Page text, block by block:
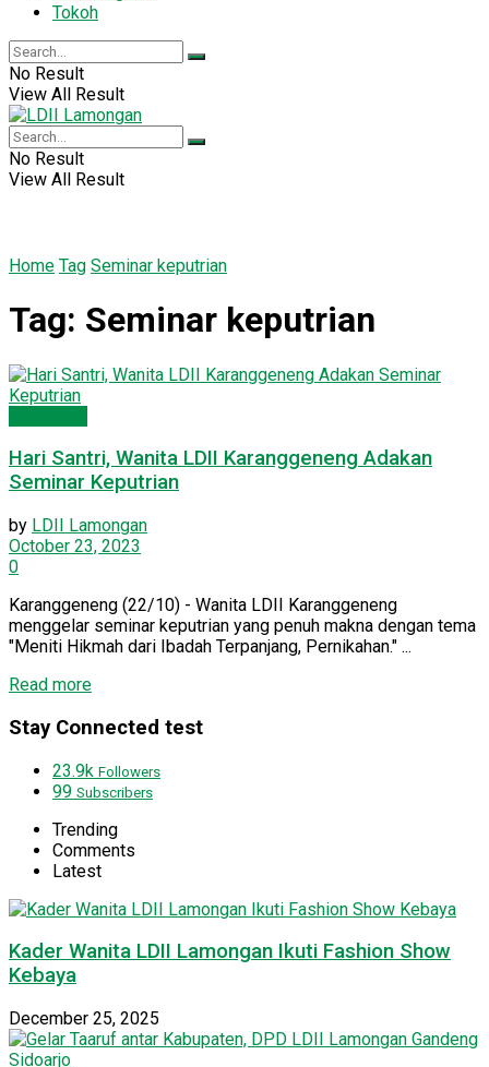
Tokoh
No Result
View All Result
No Result
View All Result
Home Tag Seminar keputrian
Tag: Seminar keputrian
Hari Santri, Wanita LDII Karanggeneng Adakan
Seminar Keputrian
by LDII Lamongan
October 23, 2023
0
Karanggeneng (22/10) - Wanita LDII Karanggeneng
menggelar seminar keputrian yang penuh makna dengan tema
"Meniti Hikmah dari Ibadah Terpanjang, Pernikahan." ...
Read more
Stay Connected test
23.9k Followers
99 Subscribers
Trending
Comments
Latest
Kader Wanita LDII Lamongan Ikuti Fashion Show
Kebaya
December 25, 2025